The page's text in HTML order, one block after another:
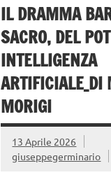
IL DRAMMA
SACRO, DEL
INTELLIGENZA
MORIGI
13 Aprile 2026
giuseppegerminario